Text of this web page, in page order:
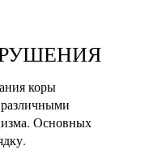
коры
Основных